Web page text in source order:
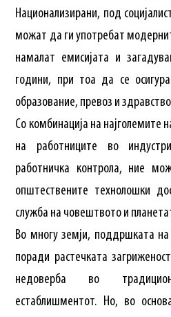
Национализирани, под
можат да ги употребат
намалат емисијата и
години, при тоа да се
образование, превоз и
Со комбинација на најголемите
на работниците во
работничка контрола, ние
општествените технолошки
служба на човештвото и
Во многу земји, поддршката
поради растечката
недоверба во
естаблишментот. Но, во